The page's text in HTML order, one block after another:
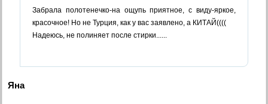
Забрала полотенечко-на ощупь приятное, с виду-яркое,
красочное! Но не Турция, как у вас заявлено, а КИТАЙ((((
Надеюсь, не полиняет после стирки......
Яна